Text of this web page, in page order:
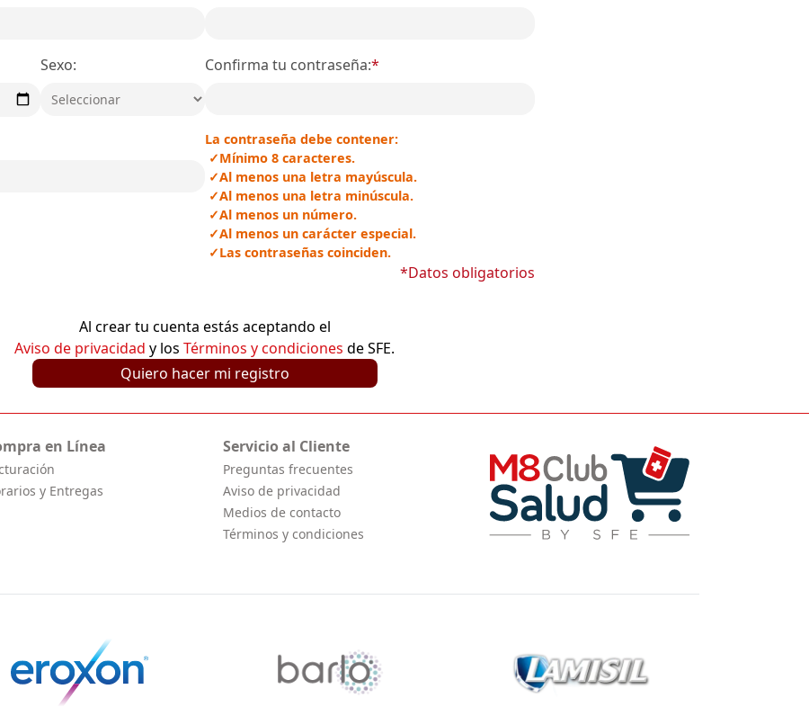
Sexo: Confirma tu contraseña:*
La contraseña debe contener:
Mínimo 8 caracteres.
Al menos una letra mayúscula.
Al menos una letra minúscula.
Al menos un número.
Al menos un carácter especial.
Las contraseñas coinciden.
*Datos obligatorios
Al crear tu cuenta estás aceptando el
Aviso de privacidad y losTérminos y condiciones de SFE.
Quiero hacer mi registro
en Línea
y Entregas
Servicio al Cliente
Preguntas frecuentes
Aviso de privacidad
Medios de contacto
Términos y condiciones